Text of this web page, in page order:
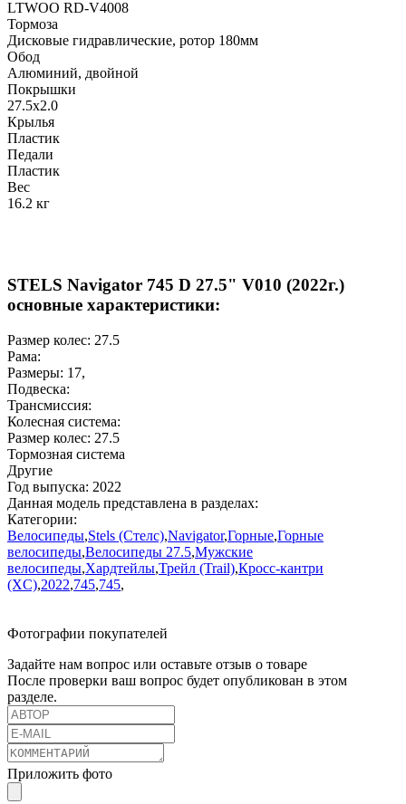
LTWOO RD-V4008
Тормоза
Дисковые гидравлические, ротор 180мм
Обод
Алюминий, двойной
Покрышки
27.5x2.0
Крылья
Пластик
Педали
Пластик
Вес
16.2 кг
STELS Navigator 745 D 27.5" V010 (2022г.)
основные характеристики:
Размер колес: 27.5
Рама:
Размеры: 17,
Подвеска:
Трансмиссия:
Колесная система:
Размер колес: 27.5
Тормозная система
Другие
Год выпуска: 2022
Данная модель представлена в разделах:
Категории:
Велосипеды,Stels (Стелс),Navigator,Горные,Горные
велосипеды,Велосипеды 27.5,Мужские
велосипеды,Хардтейлы,Трейл (Trail),Кросс-кантри
(XC),2022,745,745,
Фотографии покупателей
Задайте нам вопрос или оставьте отзыв о товаре
После проверки ваш вопрос будет опубликован в этом
разделе.
Приложить фото